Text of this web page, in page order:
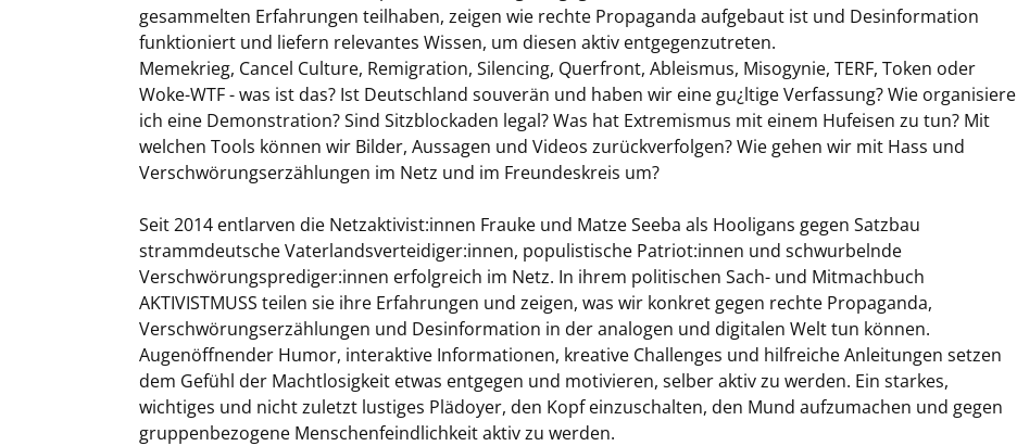
gesammelten Erfahrungen teilhaben, zeigen wie rechte Propaganda aufgebaut ist und Desinformation
funktioniert und liefern relevantes Wissen, um diesen aktiv entgegenzutreten.
Memekrieg, Cancel Culture, Remigration, Silencing, Querfront, Ableismus, Misogynie, TERF, Token oder
Woke-WTF - was ist das? Ist Deutschland souverän und haben wir eine gu¿ltige Verfassung? Wie organisiere
ich eine Demonstration? Sind Sitzblockaden legal? Was hat Extremismus mit einem Hufeisen zu tun? Mit
welchen Tools können wir Bilder, Aussagen und Videos zurückverfolgen? Wie gehen wir mit Hass und
Verschwörungserzählungen im Netz und im Freundeskreis um?
Seit 2014 entlarven die Netzaktivist:innen Frauke und Matze Seeba als Hooligans gegen Satzbau
strammdeutsche Vaterlandsverteidiger:innen, populistische Patriot:innen und schwurbelnde
Verschwörungsprediger:innen erfolgreich im Netz. In ihrem politischen Sach- und Mitmachbuch
AKTIVISTMUSS teilen sie ihre Erfahrungen und zeigen, was wir konkret gegen rechte Propaganda,
Verschwörungserzählungen und Desinformation in der analogen und digitalen Welt tun können.
Augenöffnender Humor, interaktive Informationen, kreative Challenges und hilfreiche Anleitungen setzen
dem Gefühl der Machtlosigkeit etwas entgegen und motivieren, selber aktiv zu werden. Ein starkes,
wichtiges und nicht zuletzt lustiges Plädoyer, den Kopf einzuschalten, den Mund aufzumachen und gegen
gruppenbezogene Menschenfeindlichkeit aktiv zu werden.